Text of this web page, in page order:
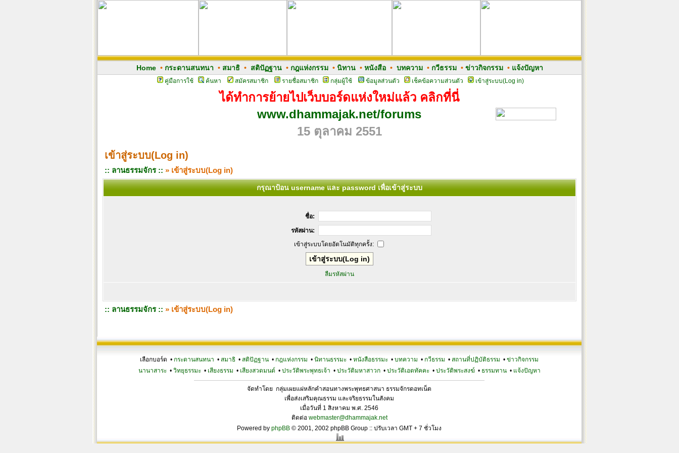
Home• กระดานสนทนา • สมาธิ• สติปัฏฐาน• กฎแห่งกรรม• นิทาน• หนังสือ• บทความ• กวีธรรม• ข่าวกิจกรรม• แจ้งปัญหา
คู่มือการใช้ ค้นหา สมัครสมาชิก รายชื่อสมาชิก กลุ่มผู้ใช้ ข้อมูลส่วนตัว เช็คข้อความส่วนตัว เข้าสู่ระบบ(Log in)
ได้ทำการย้ายไปเว็บบอร์ดแห่งใหม่แล้ว คลิกที่นี่
www.dhammajak.net/forums
15 ตุลาคม 2551
เข้าสู่ระบบ(Log in)
:: ลานธรรมจักร :: » เข้าสู่ระบบ(Log in)
กรุณาป้อน username และ password เพื่อเข้าสู่ระบบ
ชื่อ:
รหัสผ่าน:
เข้าสู่ระบบโดยอัตโนมัติทุกครั้ง:
ลืมรหัสผ่าน
:: ลานธรรมจักร :: » เข้าสู่ระบบ(Log in)
เลือกบอร์ด • กระดานสนทนา • สมาธิ • สติปัฏฐาน • กฎแห่งกรรม • นิทานธรรมะ • หนังสือธรรมะ • บทความ • กวีธรรม • สถานที่ปฏิบัติธรรม • ข่าวกิจกรรม
นานาสาระ• วิทยุธรรมะ• เสียงธรรม • เสียงสวดมนต์ • ประวัติพระพุทธเจ้า • ประวัติมหาสาวก• ประวัติเอตทัคคะ• ประวัติพระสงฆ์ • ธรรมทาน• แจ้งปัญหา
จัดทำโดย กลุ่มเผยแผ่หลักคำสอนทางพระพุทธศาสนา ธรรมจักรดอทเน็ต
เพื่อส่งเสริมคุณธรรม และจริยธรรมในสังคม
เมื่อวันที่ 1 สิงหาคม พ.ศ. 2546
ติดต่อ webmaster@dhammajak.net
Powered by phpBB © 2001, 2002 phpBB Group :: ปรับเวลา GMT + 7 ชั่วโมง